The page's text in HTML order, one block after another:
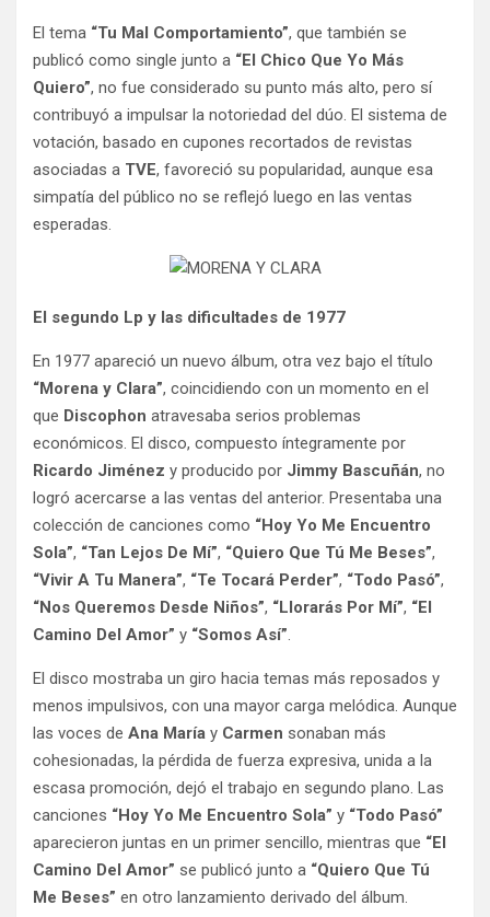
El tema “Tu Mal Comportamiento”, que también se
publicó como single junto a “El Chico Que Yo Más
Quiero”, no fue considerado su punto más alto, pero sí
contribuyó a impulsar la notoriedad del dúo. El sistema de
votación, basado en cupones recortados de revistas
asociadas a TVE, favoreció su popularidad, aunque esa
simpatía del público no se reflejó luego en las ventas
esperadas.
El segundo Lp y las dificultades de 1977
En 1977 apareció un nuevo álbum, otra vez bajo el título
“Morena y Clara”, coincidiendo con un momento en el
que Discophon atravesaba serios problemas
económicos. El disco, compuesto íntegramente por
Ricardo Jiménez y producido por Jimmy Bascuñán, no
logró acercarse a las ventas del anterior. Presentaba una
colección de canciones como “Hoy Yo Me Encuentro
Sola”, “Tan Lejos De Mí”, “Quiero Que Tú Me Beses”,
“Vivir A Tu Manera”, “Te Tocará Perder”, “Todo Pasó”,
“Nos Queremos Desde Niños”, “Llorarás Por Mí”, “El
Camino Del Amor” y “Somos Así”.
El disco mostraba un giro hacia temas más reposados y
menos impulsivos, con una mayor carga melódica. Aunque
las voces de Ana María y Carmen sonaban más
cohesionadas, la pérdida de fuerza expresiva, unida a la
escasa promoción, dejó el trabajo en segundo plano. Las
canciones “Hoy Yo Me Encuentro Sola” y “Todo Pasó”
aparecieron juntas en un primer sencillo, mientras que “El
Camino Del Amor” se publicó junto a “Quiero Que Tú
Me Beses” en otro lanzamiento derivado del álbum.